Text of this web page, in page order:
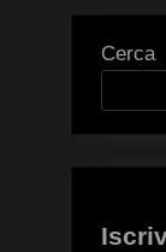
Cerca